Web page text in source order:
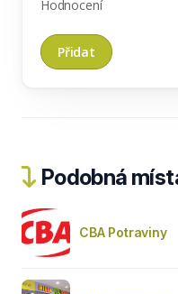
Hodnocení
Podobná
CBA Potraviny